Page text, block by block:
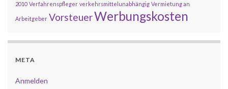
2010 Verfahrenspfleger verkehrsmittelunabhängig Vermietung an
Arbeitgeber VorsteuerWerbungskosten
META
Anmelden